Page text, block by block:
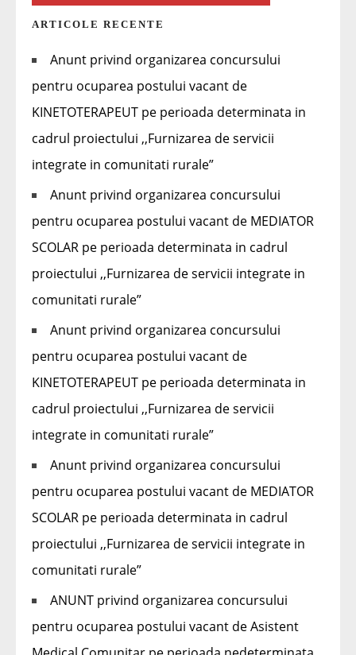
ARTICOLE RECENTE
Anunt privind organizarea concursului
pentru ocuparea postului vacant de
KINETOTERAPEUT pe perioada determinata in
cadrul proiectului ,,Furnizarea de servicii
integrate in comunitati rurale”
Anunt privind organizarea concursului
pentru ocuparea postului vacant de MEDIATOR
SCOLAR pe perioada determinata in cadrul
proiectului ,,Furnizarea de servicii integrate in
comunitati rurale”
Anunt privind organizarea concursului
pentru ocuparea postului vacant de
KINETOTERAPEUT pe perioada determinata in
cadrul proiectului ,,Furnizarea de servicii
integrate in comunitati rurale”
Anunt privind organizarea concursului
pentru ocuparea postului vacant de MEDIATOR
SCOLAR pe perioada determinata in cadrul
proiectului ,,Furnizarea de servicii integrate in
comunitati rurale”
ANUNT privind organizarea concursului
pentru ocuparea postului vacant de Asistent